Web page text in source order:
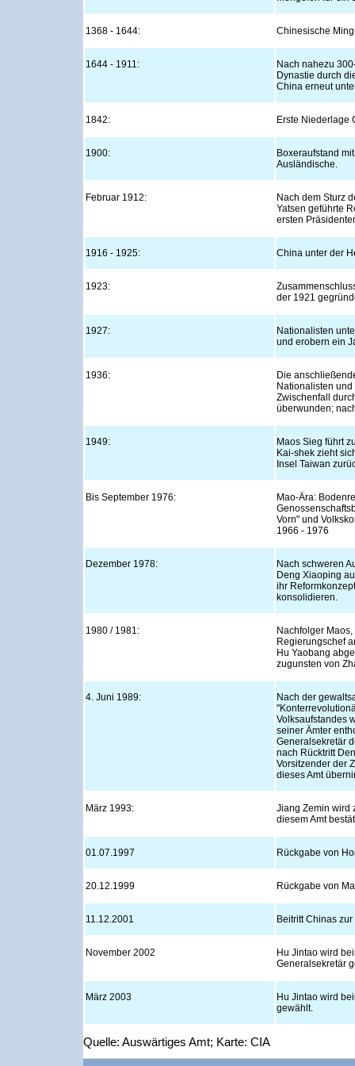
1368 - 1644: Chinesische
1644 - 1911:
Nach nahezu
Dynastie durch
China erneut
1842: Erste Niederlage
1900:
Boxeraufstand
Ausländische.
Februar 1912:
Nach dem Sturz
Yatsen geführte
ersten
1916 - 1925: China unter der
1923:
der 1921
1927:
Nationalisten
und erobern ein
1936:
Die
Nationalisten
Zwischenfall
überwunden;
1949:
Maos Sieg führt
Kai-shek zieht
Insel Taiwan
Bis September 1976:
Mao-Ära:
Vorn" und
1966 - 1976
Dezember 1978:
Nach schweren
Deng Xiaoping
ihr
konsolidieren.
1980 / 1981:
Nachfolger
Regierungschef
Hu Yaobang
zugunsten von
4. Juni 1989:
Nach der
Volksaufstandes
seiner Ämter
Generalsekretär
nach Rücktritt
Vorsitzender der
dieses Amt
März 1993:
Jiang Zemin wird
diesem Amt
01.07.1997 Rückgabe von
20.12.1999 Rückgabe von
11.12.2001 Beitritt Chinas
November 2002
Hu Jintao wird
Generalsekretär
März 2003
Hu Jintao wird
gewählt.
Quelle: Auswärtiges Amt; Karte: CIA